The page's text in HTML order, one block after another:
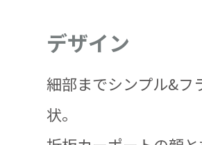
デザイン
細部までシンプル&フ
状。